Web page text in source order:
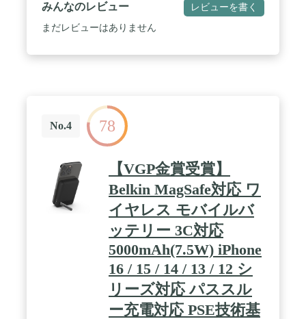
ホを約2回充電が可能です。ケーブルを使用しない
ため、充電中でも快適にスマホを操作いただけま
つけたままご使用が可能です。 / パッケージ内容：
Anker MagGo Power Bank (10000mAh) 、取扱説明
書、カスタマーサポート
みんなのレビュー レビューを書く
まだレビューはありません
No.4 78
【VGP金賞受賞】
Belkin MagSafe対応 ワ
イヤレス モバイルバ
ッテリー 3C対応
5000mAh(7.5W) iPhone
16 / 15 / 14 / 13 / 12 シ
リーズ対応 パススル
ー充電対応 PSE技術基